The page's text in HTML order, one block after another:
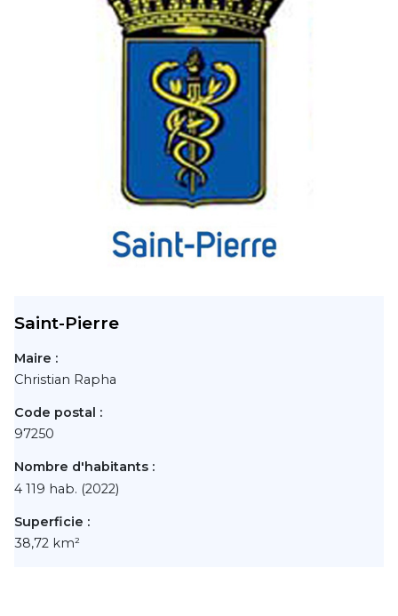
Saint-Pierre
Maire :
Christian Rapha
Code postal :
97250
Nombre d'habitants :
4 119 hab. (2022)
Superficie :
38,72 km²